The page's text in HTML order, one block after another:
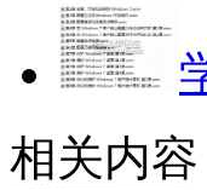
相关内容